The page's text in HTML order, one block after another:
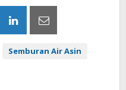
Semburan Air Asin